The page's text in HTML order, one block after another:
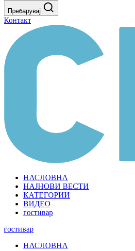
Пребарувај
Контакт
НАСЛОВНА
НАЈНОВИ ВЕСТИ
КАТЕГОРИИ
ВИДЕО
гостивар
гостивар
НАСЛОВНА